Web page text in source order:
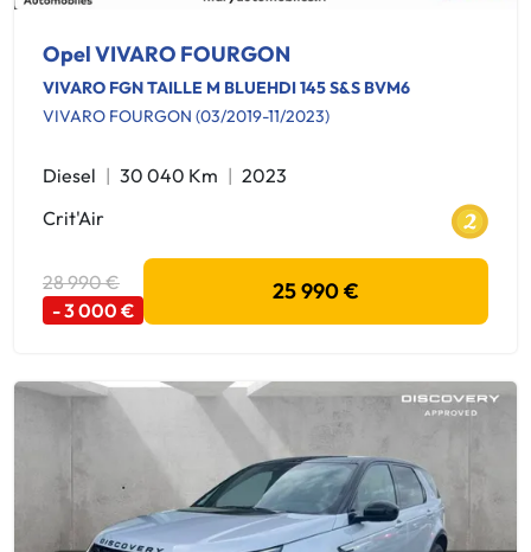
Opel VIVARO FOURGON
VIVARO FGN TAILLE M BLUEHDI 145 S&S BVM6
VIVARO FOURGON (03/2019-11/2023)
Diesel 30 040 Km
2023
Crit'Air
28 990 €
- 3 000 €
25 990 €